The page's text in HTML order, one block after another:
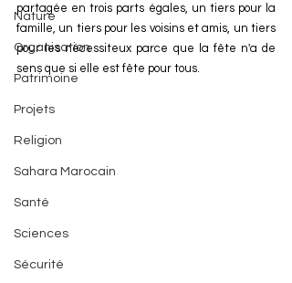
Nature
Organisation
Patrimoine
Projets
Religion
Sahara Marocain
Santé
Sciences
Sécurité
partagée en trois parts égales, un tiers pour la
famille, un tiers pour les voisins et amis, un tiers
pour les nécessiteux parce que la fête n'a de
sens que si elle est fête pour tous.